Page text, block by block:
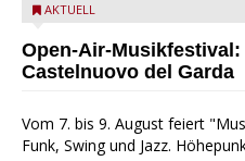
Castelnuovo del Garda: Die
AKTUELL
Open-Air-
Castelnuovo del Garda
Vom 7. bis 9. August feiert
Funk, Swing und Jazz.